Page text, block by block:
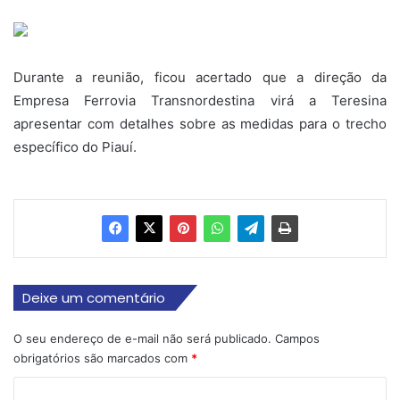
Durante a reunião, ficou acertado que a direção da
Empresa Ferrovia Transnordestina virá a Teresina
apresentar com detalhes sobre as medidas para o trecho
específico do Piauí.
Deixe um comentário
O seu endereço de e-mail não será publicado. Campos
obrigatórios são marcados com *